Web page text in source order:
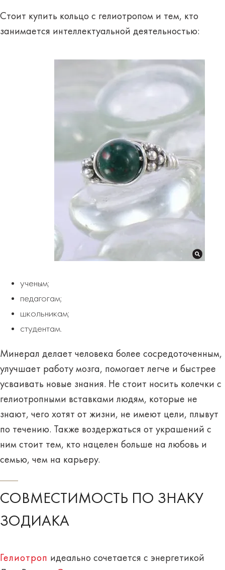
Стоит купить кольцо с гелиотропом и тем, кто
занимается интеллектуальной деятельностью:
ученым;
педагогам;
школьникам;
студентам.
Минерал делает человека более сосредоточенным,
улучшает работу мозга, помогает легче и быстрее
усваивать новые знания. Не стоит носить колечки с
гелиотропными вставками людям, которые не
знают, чего хотят от жизни, не имеют цели, плывут
по течению. Также воздержаться от украшений с
ним стоит тем, кто нацелен больше на любовь и
семью, чем на карьеру.
СОВМЕСТИМОСТЬ ПО ЗНАКУ
ЗОДИАКА
Гелиотроп идеально сочетается с энергетикой